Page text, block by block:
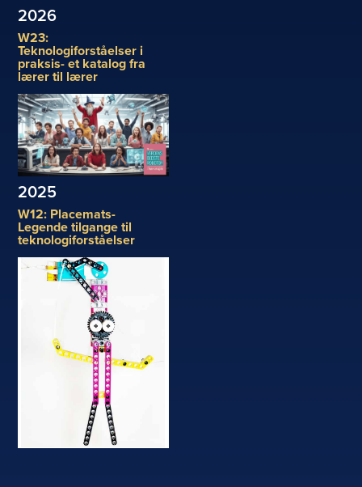
2026
W23:
Teknologiforståelser i
praksis- et katalog fra
lærer til lærer
2025
W12: Placemats-
Legende tilgange til
teknologiforståelser